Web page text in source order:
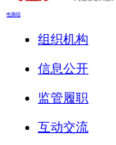
电脑端
组织机构
信息公开
监管履职
互动交流